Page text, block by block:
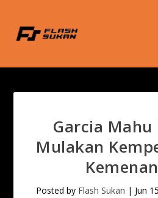
Garcia Mahu
Mulakan
Posted by Flash Sukan | Jun